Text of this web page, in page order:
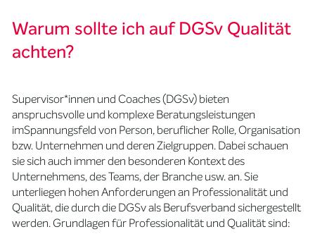
Warum sollte ich auf DGSv Qualität
achten?
Supervisor*innen und Coaches (DGSv) bieten
anspruchsvolle und komplexe Beratungsleistungen
imSpannungsfeld von Person, beruflicher Rolle, Organisation
bzw. Unternehmen und deren Zielgruppen. Dabei schauen
sie sich auch immer den besonderen Kontext des
Unternehmens, des Teams, der Branche usw. an. Sie
unterliegen hohen Anforderungen an Professionalität und
Qualität, die durch die DGSv als Berufsverband sichergestellt
werden. Grundlagen für Professionalität und Qualität sind: